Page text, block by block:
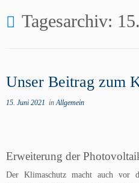
Tagesarchiv:
Unser Beitrag zum
15. Juni 2021 inAllgemein
Erweiterung der
Der Klimaschutz macht auch